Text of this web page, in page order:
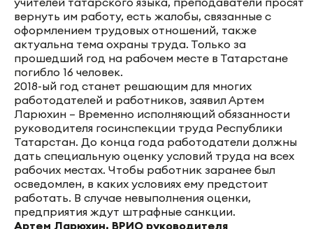
вернуть им работу, есть жалобы, связанные с
оформлением трудовых отношений, также
актуальна тема охраны труда. Только за
прошедший год на рабочем месте в Татарстане
погибло 16 человек.
2018-ый год станет решающим для многих
работодателей и работников, заявил Артем
Ларюхин – Временно исполняющий обязанности
руководителя госинспекции труда Республики
Татарстан. До конца года работодатели должны
дать специальную оценку условий труда на всех
рабочих местах. Чтобы работник заранее был
осведомлен, в каких условиях ему предстоит
работать. В случае невыполнения оценки,
предприятия ждут штрафные санкции.
Артем Ларюхин, ВРИО руководителя